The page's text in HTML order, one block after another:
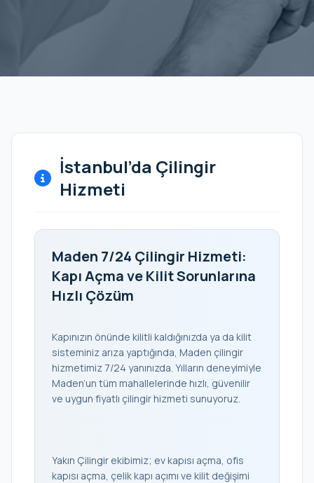
İstanbul’da Çilingir
Hizmeti
Maden 7/24 Çilingir Hizmeti:
Kapı Açma ve Kilit Sorunlarına
Hızlı Çözüm
Kapınızın önünde kilitli kaldığınızda ya da kilit
sisteminiz arıza yaptığında, Maden çilingir
hizmetimiz 7/24 yanınızda. Yılların deneyimiyle
Maden’un tüm mahallelerinde hızlı, güvenilir
ve uygun fiyatlı çilingir hizmeti sunuyoruz.
Yakın Çilingir ekibimiz; ev kapısı açma, ofis
kapısı açma, çelik kapı açımı ve kilit değişimi